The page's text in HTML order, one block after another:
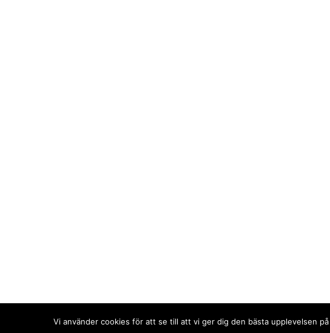
Design: Winterkvist.com
Vi använder cookies för att se till att vi ger dig den bästa upplevelsen